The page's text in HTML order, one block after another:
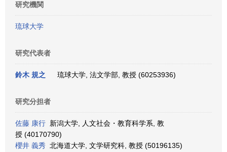
研究機関
琉球大学
研究代表者
鈴木 規之 琉球大学, 法文学部, 教授 (60253936)
研究分担者
佐藤 康行 新潟大学, 人文社会・教育科学系, 教
授 (40170790)
櫻井 義秀 北海道大学, 文学研究科, 教授 (50196135)